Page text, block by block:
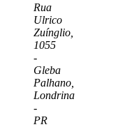
Rua
Ulrico
Zuínglio,
1055
-
Gleba
Palhano,
Londrina
-
PR